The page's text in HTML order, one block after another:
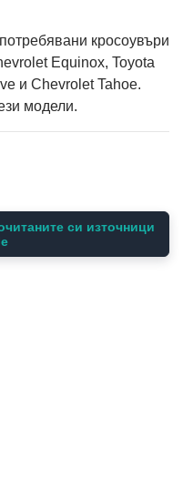
кросоувъри
Equinox, Toyota
и Chevrolet Tahoe.
модели.
си източници